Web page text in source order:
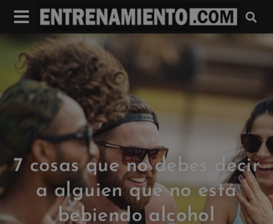
7 cosas que no debes decir
a alguien que no está
bebiendo alcohol